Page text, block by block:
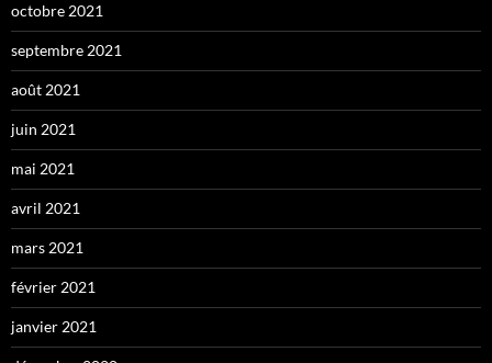
octobre 2021
septembre 2021
août 2021
juin 2021
mai 2021
avril 2021
mars 2021
février 2021
janvier 2021